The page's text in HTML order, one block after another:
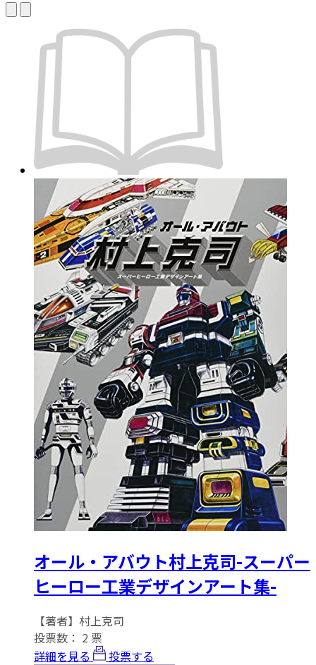
オール・アバウト村上克司-スーパー
ヒーロー工業デザインアート集-
【著者】村上克司
投票数： 2 票
詳細を見る
投票する